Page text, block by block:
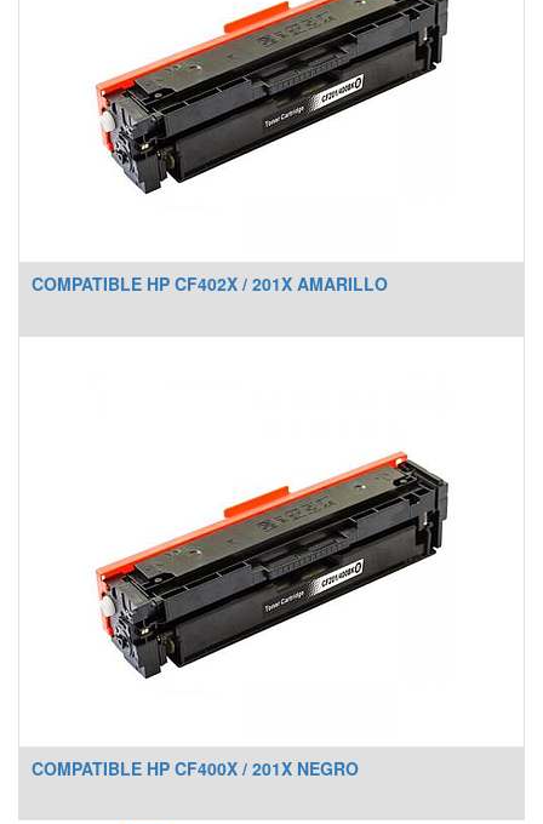
COMPATIBLE HP CF402X / 201X AMARILLO
COMPATIBLE HP CF400X / 201X NEGRO